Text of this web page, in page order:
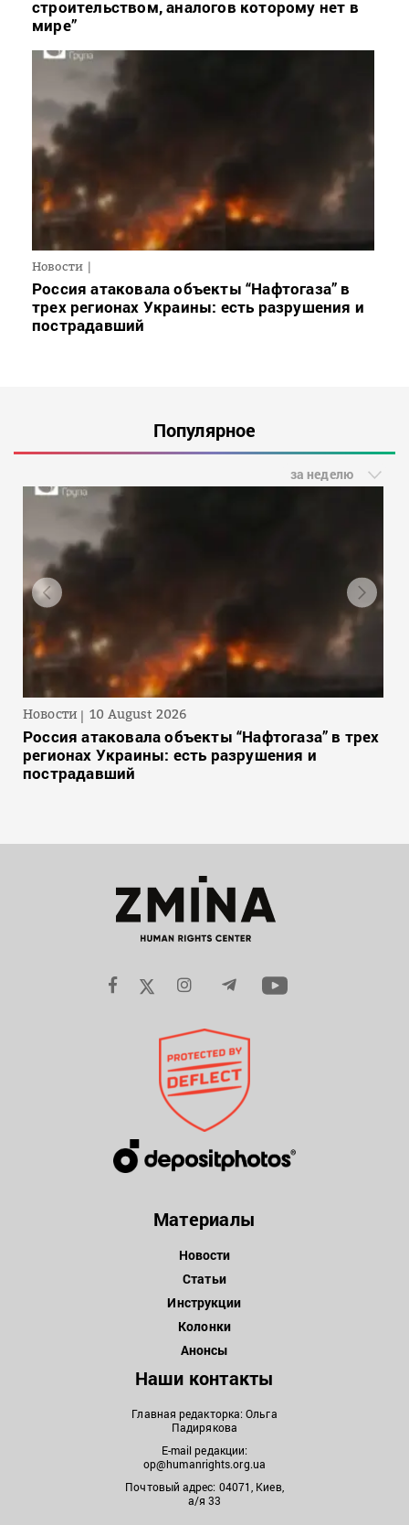
строительством, аналогов которому нет в
мире”
Новости
Россия атаковала объекты “Нафтогаза” в
трех регионах Украины: есть разрушения и
пострадавший
Популярное
за неделю
Новости 10 August 2026
Россия атаковала объекты “Нафтогаза” в трех
регионах Украины: есть разрушения и
пострадавший
Материалы
Новости
Статьи
Инструкции
Колонки
Анонсы
Наши контакты
Главная редакторка: Ольга
Падирякова
E-mail редакции:
op@humanrights.org.ua
Почтовый адрес: 04071, Киев,
а/я 33